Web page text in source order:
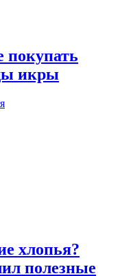
покупать
икры
хлопья?
полезные